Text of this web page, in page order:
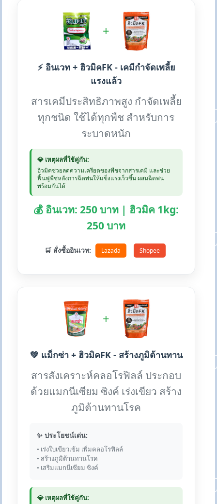
+
⚡ อินเวท + ฮิวมิคFK - เคมีกำจัดเพลี้ย
แรงแล้ว
สารเคมีประสิทธิภาพสูง กำจัดเพลี้ย
ทุกชนิด ใช้ได้ทุกพืช สำหรับการ
ระบาดหนัก
💎 เหตุผลที่ใช้คู่กัน:
ฮิวมิคช่วยลดความเครียดของพืชจากสารเคมี และช่วย
ฟื้นฟูพืชหลังการฉีดพ่นให้แข็งแรงเร็วขึ้น ผสมฉีดพ่น
พร้อมกันได้
💰 อินเวท: 250 บาท | ฮิวมิค 1kg:
250 บาท
🛒 สั่งซื้ออินเวท: Lazada Shopee
+
💚 แม็กซ่า + ฮิวมิคFK - สร้างภูมิต้านทาน
สารสังเคราะห์คลอโรฟิลล์ ประกอบ
ด้วยแมกนีเซียม ซิงค์ เร่งเขียว สร้าง
ภูมิต้านทานโรค
✨ ประโยชน์เด่น:
• เร่งใบเขียวเข้ม เพิ่มคลอโรฟิลล์
• สร้างภูมิต้านทานโรค
• เสริมแมกนีเซียม ซิงค์
💎 เหตุผลที่ใช้คู่กัน: